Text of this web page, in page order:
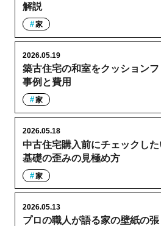
解説
家
築古住宅の和室をクッション
事例と費用
2026.05.19
家
中古住宅購入前にチェックし
基礎の歪みの見極め方
2026.05.18
家
プロの職人が語る家の壁紙の
2026.05.13